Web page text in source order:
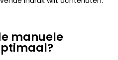
manuele